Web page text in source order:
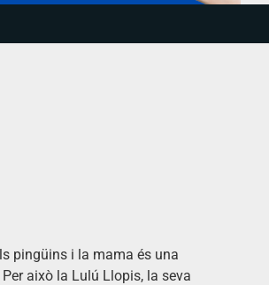
pingüins i la mama és una
això la Lulú Llopis, la seva